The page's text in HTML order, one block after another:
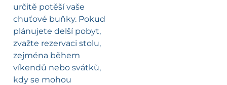
určitě potěší vaše
chuťové buňky. Pokud
plánujete delší pobyt,
zvažte rezervaci stolu,
zejména během
víkendů nebo svátků,
kdy se mohou